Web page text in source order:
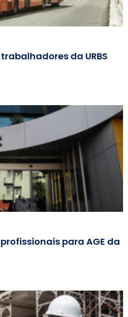
da URBS
para AGE da